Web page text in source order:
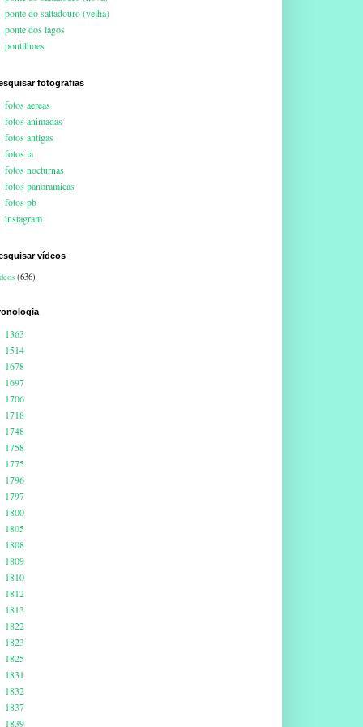
ponte do saltadouro (velha)
ponte dos lagos
pontilhoes
fotografias
fotos aereas
fotos animadas
fotos antigas
fotos ia
fotos nocturnas
fotos panoramicas
fotos pb
instagram
vídeos
(636)
1363
1514
1678
1697
1706
1718
1748
1758
1775
1796
1797
1800
1805
1808
1809
1810
1812
1813
1822
1823
1825
1831
1832
1837
1839